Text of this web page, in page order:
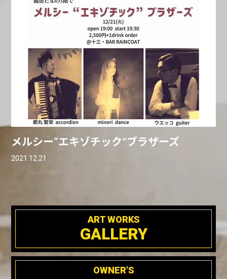
メルシー“エキゾチック”ブラザーズ
2021.12.21
ART WORKS
GALLERY
OWNER'S